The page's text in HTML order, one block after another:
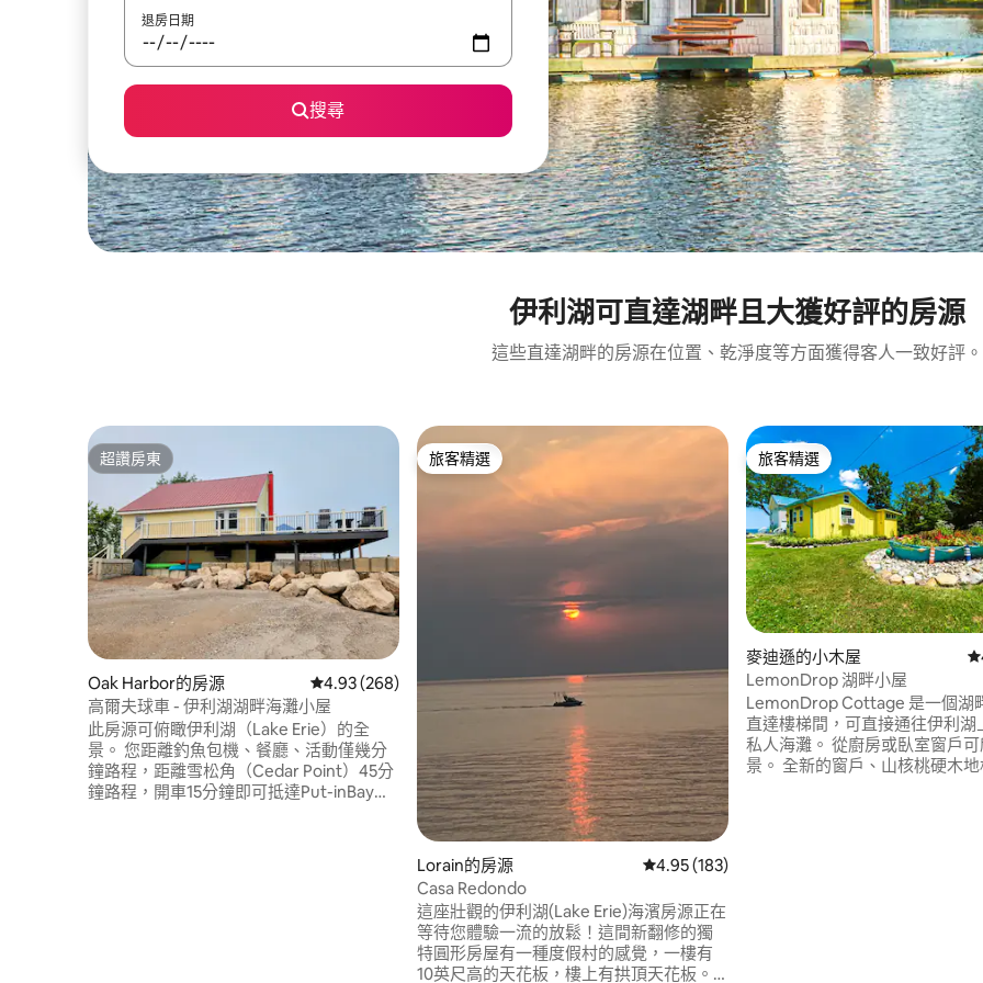
退房日期
搜尋
伊利湖可直達湖畔且大獲好評的房源
這些直達湖畔的房源在位置、乾淨度等方面獲得客人一致好評。
超讚房東
超讚房東
Oak Harbor的房源 從 268 則評價中獲得 4.93 的平均評分（滿分 5 分）
4.93 (268)
高爾夫球車 - 伊利湖湖畔海灘小屋
此房源可俯瞰伊利湖（Lake Erie）的全
景。 您距離釣魚包機、餐廳、活動僅幾分
鐘路程，距離雪松角（Cedar Point）45分
鐘路程，開車15分鐘即可抵達Put-inBay渡
旅客精選
旅客精選
Lorain的房源 從 183 則評價中獲得 4.95 的平均評分（滿分 5
4.95 (183)
Casa Redondo
這座壯觀的伊利湖(Lake Erie)海濱房源正在
等待您體驗一流的放鬆！這間新翻修的獨
特圓形房屋有一種度假村的感覺，一樓有
10英尺高的天花板，樓上有拱頂天花板。
旅客精選
旅客精選
麥迪遜的小木屋
LemonDrop 湖畔小屋
LemonDrop Cottage 是一個湖
直達樓梯間，可直接通往伊利湖
私人海灘。 從廚房或臥室窗戶
景。 全新的窗戶、山核桃硬木